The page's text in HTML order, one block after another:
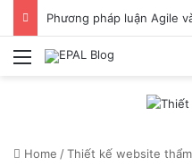
Menu
Home /Thiết kế website